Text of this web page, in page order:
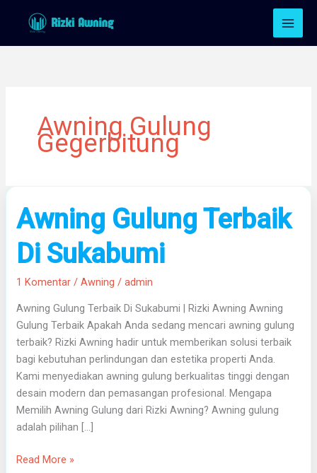
Awning Gulung
Gegerbitung
Awning Gulung Terbaik
Di Sukabumi
1 Komentar /Awning /admin
Awning Gulung Terbaik Di Sukabumi | Rizki Awning Awning
Gulung Terbaik Apakah Anda sedang mencari awning gulung
terbaik? Rizki Awning hadir untuk memberikan solusi terbaik
bagi kebutuhan perlindungan dan estetika properti Anda.
Kami menyediakan awning gulung berkualitas tinggi dengan
desain modern dan pemasangan profesional. Mengapa
Memilih Awning Gulung dari Rizki Awning? Awning gulung
adalah pilihan […]
Awning
Gulung
Terbaik
Di
Sukabumi
Read More »